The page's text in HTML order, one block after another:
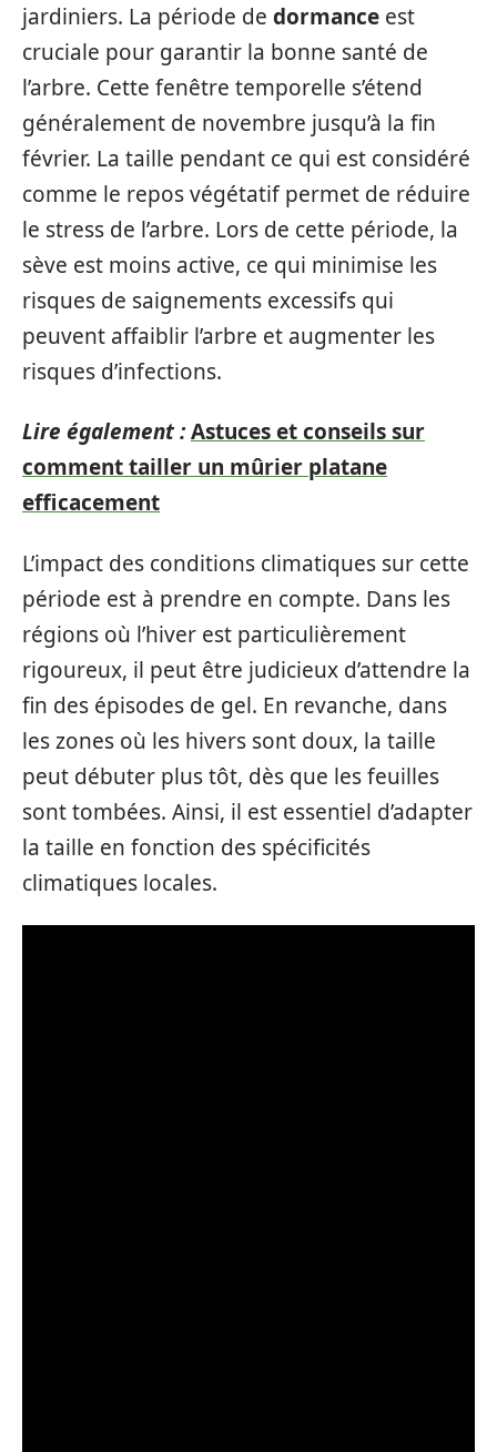
jardiniers. La période de dormance est
cruciale pour garantir la bonne santé de
l’arbre. Cette fenêtre temporelle s’étend
généralement de novembre jusqu’à la fin
février. La taille pendant ce qui est considéré
comme le repos végétatif permet de réduire
le stress de l’arbre. Lors de cette période, la
sève est moins active, ce qui minimise les
risques de saignements excessifs qui
peuvent affaiblir l’arbre et augmenter les
risques d’infections.
Lire également :Astuces et conseils sur
comment tailler un mûrier platane
efficacement
L’impact des conditions climatiques sur cette
période est à prendre en compte. Dans les
régions où l’hiver est particulièrement
rigoureux, il peut être judicieux d’attendre la
fin des épisodes de gel. En revanche, dans
les zones où les hivers sont doux, la taille
peut débuter plus tôt, dès que les feuilles
sont tombées. Ainsi, il est essentiel d’adapter
la taille en fonction des spécificités
climatiques locales.